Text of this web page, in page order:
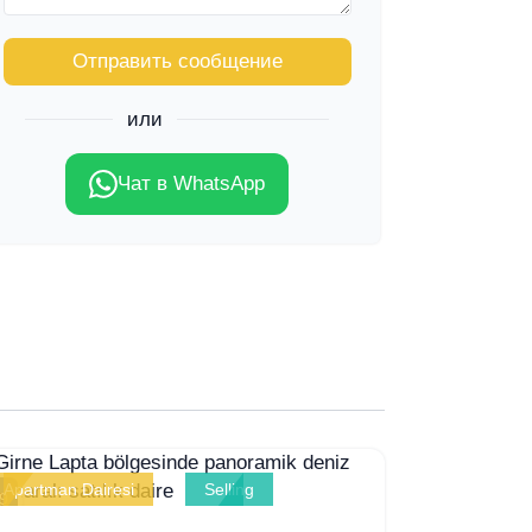
Отправить сообщение
или
Чат в WhatsApp
Apartman Dairesi Selling